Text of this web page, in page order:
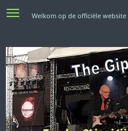
Ga
de
hoofdinhoud
Welkom op de officiële website